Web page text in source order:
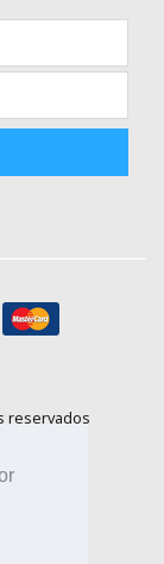
reservados
a rede fixa